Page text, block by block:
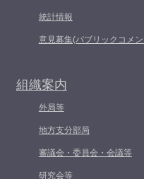
統計情報
意見募集(パブリックコメン
組織案内
外局等
地方支分部局
審議会・委員会・会議等
研究会等